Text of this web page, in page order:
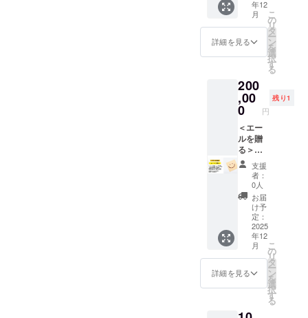
トや会
場など
券およ
び当日
ことが
ありま
す
━━━
━━━
━━━
━ ■ 注
意事項
Peeba
FESの
第二部
「アイ
ドル
フェ
は参加
できま
意事項
・
Peeba
タメ
フェ
ス」に
は参加
できま
せん
（別の
チケッ
トをご
購入く
ださ
い） ・
Peeba
FESの
第三部
「ラン
ウェイ
フェ
2,000
円） ※
クラウ
ドファ
チケッ
トサイ
トや会
場など
で前売
券およ
び当日
券を販
売する
ことが
ありま
━━━
━━━
━━━
━━━
■ 補足
事項 ラ
ンウェ
イフェ
ス）
Peeba
FESの2
日目
部」と
して実
施する
プログ
ラムで
す。 ・
会
場 ：
同会場
・開催
日：
2025年
8月23日
(土) ・
間 ：
17:30開
演～
19:30終
演予定
開場）
ん、マ
スクド
サチ、
門脇大
樹、エ
ンドウ
SEA
BLOOM
(特別出
演)、な
ど ▼ ア
イドル
フェス
（第二
部） ・
場 ：
同会場
・開催
日：
2025年
8月23日
(土) ・
時
間 ：
12:30開
14:30終
ラムで
す。 山
陰のア
イドル4
組と大
阪のア
組（メ
ンバー
のひと
りは鳥
取県出
身者）
が一堂
に集結
してラ
イブを
披露し
てくれ
ます。
初めて
集まる5
組のコ
ラボ
レー
ション
をお楽
ださ
なりま
す：前
エリア
内自由
━━━
━━━
━━━
━━━
▼ イベ
ント詳
細（ラ
ンウェ
イフェ
ス）
Peeba
FESの2
日目
「第三
部」と
して実
施する
ラムで
す。 鳥
女図鑑
ど） ・
応援
セージ
（56字
む） ・
支援者
名
ドに掲
載する
支援
名） な
お、
エール
ボード
には
「A4サ
イズ」
で掲載
しま
メッ
セージ
タッフ
宛の応
ントも
大歓迎
で会場
の
「エー
ド」を
いっぱ
いにし
てくだ
い！！
＜リ
ターン
内容＞
・応援
メッ
セージ
ルボー
ド掲載
した
「エー
ルボー
ド」に
エール
内容を
「Peeb
a20th記
念冊
子」に
も掲載
するこ
とがで
きるリ
ターン
す。！
推しの
出演者
宛でも
OK！運
営ス
者に対
して
「応援
メッ
とがで
きま
す。 支
援時に
備考欄
に書い
ていた
だいた
応援
メッ
セージ
を会場
に設置
した
「エー
ルボー
ド」に
掲示さ
内容を
「Peeb
a20th記
念冊
子」に
掲載＋
届け
「Peeb
a20th記
念冊
子」へ
の応援
者1P分
掲載指
名権
Peeba
FESの
全日程
の出演
者に対
して
「応援
メッ
セー
ジ」を
贈るこ
きま
年12
月
詳細を見る
こ
の
リ
タ
ー
ン
を
選
択
す
る
200
,00
0 円
残り1
＜エー
ルを贈
る＞ウ
ラワザ
応援 会
場に
メッ
セージ
掲載
エール
内容を
「Peeb
a20th記
念冊
子」に
掲載＋
届け
支援
者：
0人
お届
け予
定：
2025
年12
月
詳細を見る
こ
の
リ
タ
ー
ン
を
選
択
す
る